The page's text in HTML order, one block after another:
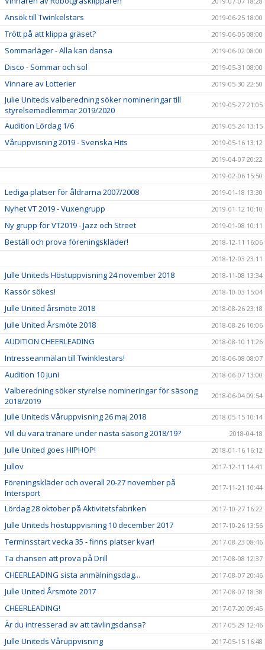
Ansök till Twinkelstars 2019-06-25 18:00
Trött på att klippa gräset? 2019-06-05 08:00
Sommarläger - Alla kan dansa 2019-06-02 08:00
Disco - Sommar och sol 2019-05-31 08:00
Vinnare av Lotterier 2019-05-30 22:50
Julie Uniteds valberedning söker nomineringar till
styrelsemedlemmar 2019/2020
2019-05-27 21:05
Audition Lördag 1/6 2019-05-24 13:15
Våruppvisning 2019 - Svenska Hits
2019-05-16 13:12
2019-04-07 20:22
2019-02-06 15:50
Lediga platser för åldrarna 2007/2008 2019-01-18 13:30
Nyhet VT 2019 - Vuxengrupp 2019-01-12 10:10
Ny grupp för VT2019 - Jazz och Street 2019-01-08 10:11
Beställ och prova föreningskläder!
2018-12-11 16:06
2018-12-03 23:11
Julle Uniteds Höstuppvisning 24 november 2018 2018-11-08 13:34
Kassör sökes! 2018-10-03 15:04
Julle United årsmöte 2018 2018-08-26 23:18
Julle United Årsmöte 2018 2018-08-26 10:06
AUDITION CHEERLEADING 2018-08-10 11:26
Intresseanmälan till Twinklestars! 2018-06-08 08:07
Audition 10 juni 2018-06-07 13:00
Valberedning söker styrelse nomineringar för säsong
2018/2019
2018-06-04 09:54
Julle Uniteds Våruppvisning 26 maj 2018 2018-05-15 10:14
Vill du vara tränare under nästa säsong 2018/19? 2018-04-18
Julle United goes HIPHOP! 2018-01-16 16:12
Jullov 2017-12-11 14:41
Föreningskläder och overall 20-27 november på
Intersport
2017-11-21 10:44
Lördag 28 oktober på Aktivitetsfabriken 2017-10-27 16:22
Julle Uniteds höstuppvisning 10 december 2017 2017-10-26 13:56
Terminsstart vecka 35 - finns platser kvar! 2017-08-23 08:46
Ta chansen att prova på Drill 2017-08-08 12:37
CHEERLEADING sista anmälningsdag... 2017-08-07 20:46
Julle United Årsmöte 2017 2017-08-07 18:38
CHEERLEADING! 2017-07-20 09:45
Är du intresserad av att tävlingsdansa? 2017-05-29 12:46
Julle Uniteds Våruppvisning 2017-05-15 16:48